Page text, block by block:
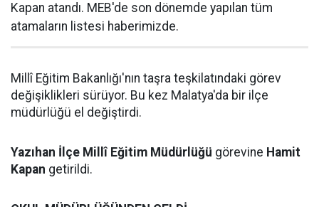
Kapan atandı. MEB'de son dönemde yapılan tüm
atamaların listesi haberimizde.
Millî Eğitim Bakanlığı'nın taşra teşkilatındaki görev
değişiklikleri sürüyor. Bu kez Malatya'da bir ilçe
müdürlüğü el değiştirdi.
Yazıhan İlçe Millî Eğitim Müdürlüğü görevine Hamit
Kapan getirildi.